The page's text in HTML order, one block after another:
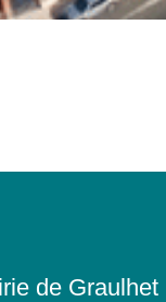
de Graulhet